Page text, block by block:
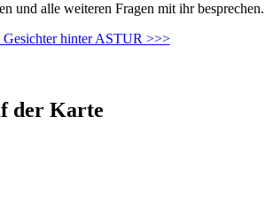
und alle weiteren Fragen mit ihr besprechen.
Gesichter hinter ASTUR >>>
der Karte